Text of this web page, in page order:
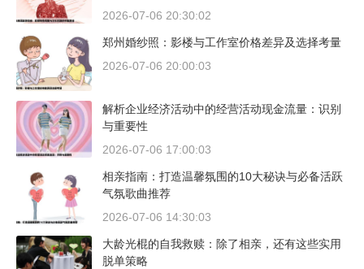
2026-07-06 20:30:02
郑州婚纱照：影楼与工作室价格差异及选择考量
2026-07-06 20:00:03
解析企业经济活动中的经营活动现金流量：识别
与重要性
2026-07-06 17:00:03
相亲指南：打造温馨氛围的10大秘诀与必备活跃
气氛歌曲推荐
2026-07-06 14:30:03
大龄光棍的自我救赎：除了相亲，还有这些实用
脱单策略